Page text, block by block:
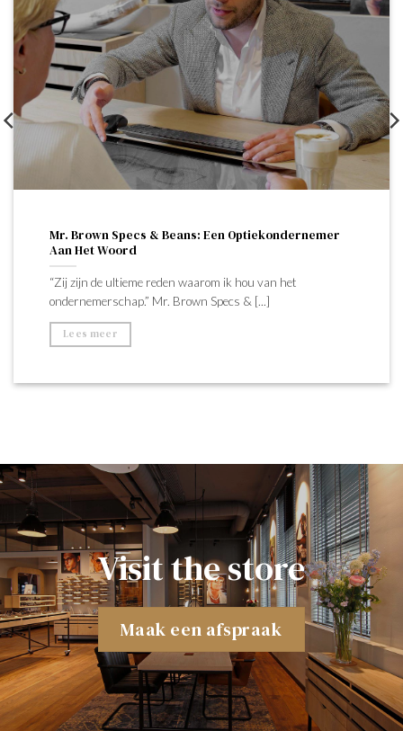
Mr. Brown Specs & Beans: Een Optiekondernemer
Aan Het Woord
“Zij zijn de ultieme reden waarom ik hou van het
ondernemerschap.” Mr. Brown Specs & [...]
Lees meer
Visit the store
Maak een afspraak